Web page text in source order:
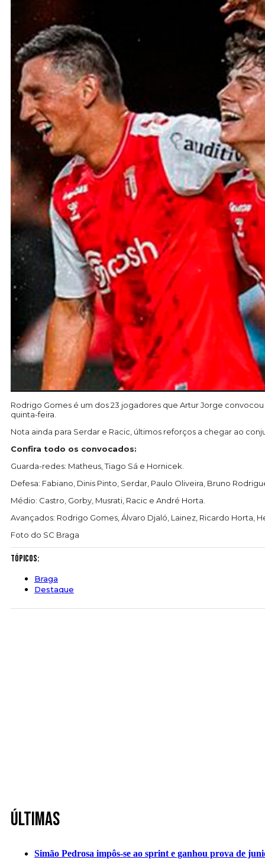
Rodrigo Gomes é um dos 23 jogadores que Artur Jorge
quinta-feira.
Nota ainda para Serdar e Racic, últimos reforços a chegar ao
Confira todo os convocados:
Guarda-redes: Matheus, Tiago Sá e Hornicek.
Defesa: Fabiano, Dinis Pinto, Serdar, Paulo Oliveira, Bruno
Médio: Castro, Gorby, Musrati, Racic e André Horta.
Avançados: Rodrigo Gomes, Álvaro Djaló, Lainez, Ricardo Horta,
Foto do SC Braga
Tópicos:
Braga
Destaque
Últimas
Simão Pedrosa impôs-se ao sprint e ganhou prova de